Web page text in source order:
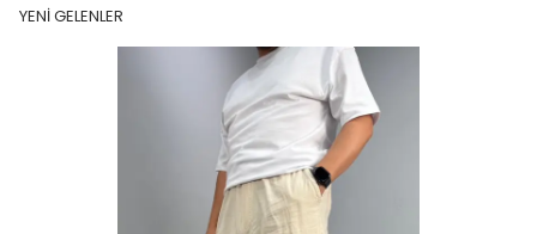
YENİ GELENLER